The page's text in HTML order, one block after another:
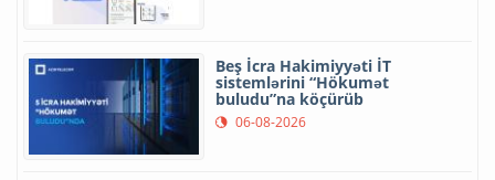
Beş İcra Hakimiyyəti İT
sistemlərini “Hökumət
buludu”na köçürüb
06-08-2026